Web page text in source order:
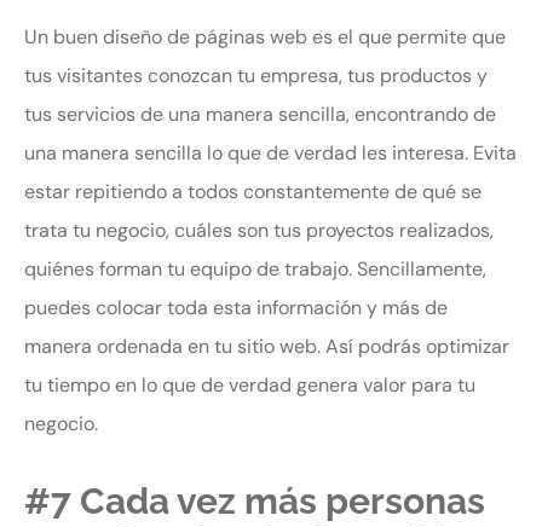
Un buen diseño de páginas web es el que permite que
tus visitantes conozcan tu empresa, tus productos y
tus servicios de una manera sencilla, encontrando de
una manera sencilla lo que de verdad les interesa. Evita
estar repitiendo a todos constantemente de qué se
trata tu negocio, cuáles son tus proyectos realizados,
quiénes forman tu equipo de trabajo. Sencillamente,
puedes colocar toda esta información y más de
manera ordenada en tu sitio web. Así podrás optimizar
tu tiempo en lo que de verdad genera valor para tu
negocio.
#7 Cada vez más personas